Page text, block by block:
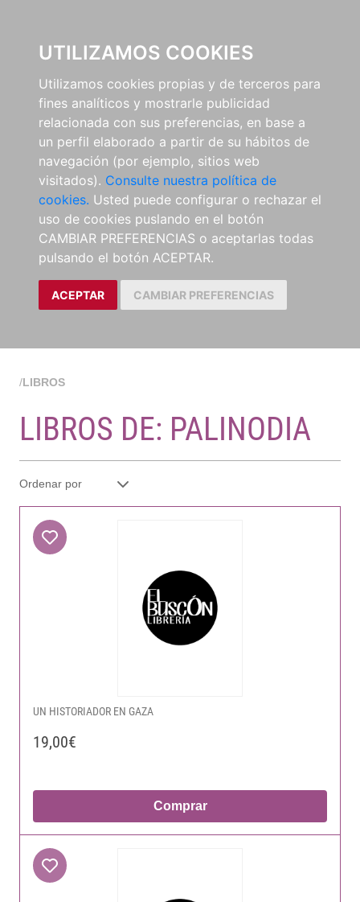
UTILIZAMOS COOKIES
Utilizamos cookies propias y de terceros para
fines analíticos y mostrarle publicidad
relacionada con sus preferencias, en base a
un perfil elaborado a partir de su hábitos de
navegación (por ejemplo, sitios web
visitados). Consulte nuestra política de
cookies. Usted puede configurar o rechazar el
uso de cookies puslando en el botón
CAMBIAR PREFERENCIAS o aceptarlas todas
pulsando el botón ACEPTAR.
ACEPTAR CAMBIAR PREFERENCIAS
/LIBROS
LIBROS DE: PALINODIA
UN HISTORIADOR EN GAZA
19,00€
Comprar